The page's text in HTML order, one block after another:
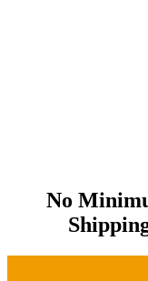
No